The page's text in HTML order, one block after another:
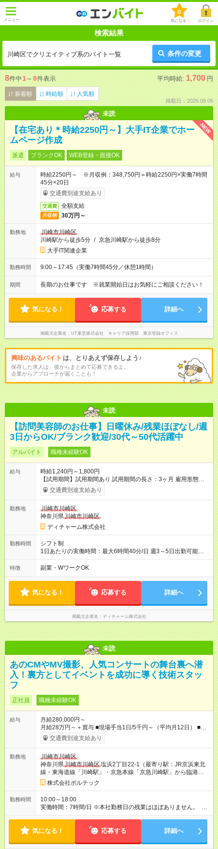
メニュー
0
気になる！ ログイン
検索結果
川崎区でクリエイティブ系のバイト一覧 条件の変更
8件中1 ～ 8件表示 平均時給: 1,700 円
新着順 時給順 人気順
掲載日：2026.08.05
未読
NEW
【在宅あり＊時給2250円～】大手IT企業でホー
ムページ作成
派遣 ブランクOK WEB登録・面接OK
給与
時給2250円～ ※月収例：348,750円＝時給2250円×実働7時間
45分×20日
交通費別途支給あり
交通費 全額支給
月収例 30万円～
勤務地
川崎市川崎区
川崎駅から徒歩5分 / 京急川崎駅から徒歩8分
大手IT関連企業
勤務時間 9:00～17:45（実働7時間45分／休憩1時間）
期間 長期のお仕事です ※就業開始日はお気軽にご相談ください！
気になる！ 応募する 詳細へ
掲載元企業名 UT東芝株式会社 キャリア採用部 東京登録オフィス
興味のあるバイト は、とりあえず保存しよう♪
保存した求人は、後からまとめて応募できるよ。
企業からアプローチが届くことも！
未読
【訪問美容師のお仕事】日曜休み/残業ほぼなし/週
3日からOK/ブランク歓迎/30代～50代活躍中
アルバイト 職種未経験OK
給与
時給1,240円～1,800円
【試用期間】試用期間あり 試用期間の長さ：3ヶ月 雇用形態、
給与は本採用時と同じです。
交通費別途支給あり
勤務地
川崎市川崎区
神奈川県川崎市川崎区
ディチャーム株式会社
勤務時間
シフト制
1日あたりの実働時間：最大6時間40分/日 週3～5日出勤可能な
方 （シフト例） 9:00～16:40（休憩1時間含む） ご希望に合わせ
て勤務終了時間はご相談可能です ※勤務地により多少の前後
特徴 副業・WワークOK
気になる！ 応募する 詳細へ
掲載元企業名 ディチャーム株式会社
未読
あのCMやMV撮影、人気コンサートの舞台裏へ潜
入！裏方としてイベントを成功に導く技術スタッ
フ
正社員 職種未経験OK
給与
月給280,000円～
月給28万円～＋賞与 ■現場手当1日/5千円～（平均月12日） ■資
格手当/月5千円～6万5千円 ■住宅手当（会社から3キロ圏内に住
めば月4万円支給） ■宿泊手当 ■職能手当 ■無事故手当 他 ■交通
勤務：日給9千円、現場勤務：日給1万円、通勤交通費無) ※資格
手当：大型免許・危険物乙4種・第二種電気工事士・第三種電気
主任技術者(電験三種) ※資格支援制度あり 【試用期間】試用期
間あり 試用期間の長さ：3ヶ月 ※ 雇用形態と給与に、本採用時
と異なる部分があります。 雇用形態：中途採用（正社員） 給
与：日給 9,000円 ～ 10,000円
交通費別途支給あり
勤務地
川崎市川崎区
神奈川県川崎市川崎区塩浜2丁目22-1（最寄り駅：JR京浜東北
線・東海道線「川崎駅」・京急本線「京急川崎駅」から臨港バ
ス21系統 塩浜二丁目行き「観音橋」下車）
株式会社ボルテック
勤務時間
10:00～18:00
実働時間：7時間/日 ※本社勤務日の残業はほぼありません。 ※
現場により時間帯の変動はありますが、残業が発生した場合は
す。無理なく長く働ける環境です。
気になる！ 応募する 詳細へ